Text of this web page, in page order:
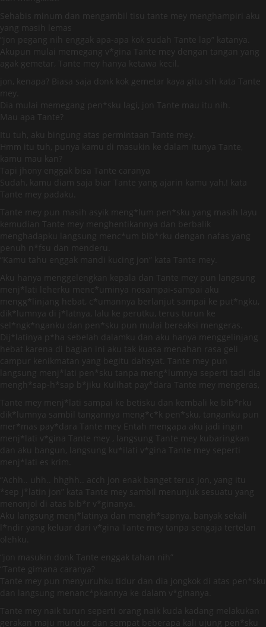
Sehabis minum dan mengambil tisu tante mey menghampiri aku
yang masih lemas
“jon pegang nih enggak apa-apa kok sudah Tante lap” katanya.
Akupun mulai memegang v*gina Tante mey dengan tangan yang
agak gemetar, Tante mey hanya ketawa kecil.
jon, kenapa? Biasa saja donk kok gemetar kaya gitu sih kata Tante
mey.
Dia mulai memegang pen*sku lagi, jon Tante mau itu nih.
Mau apa Tante?
Itu tuh, aku bingung atas permintaan Tante mey.
Hmm itu tuh, punya kamu di masukin ke dalam itunya Tante,
kamu mau kan?
Tapi jhony enggak bisa Tante caranya
Sudah, kamu diam saja biar Tante yang ajarin kamu yah,! kata
Tante mey padaku.
Tante mey pun masih asyik meng*lum pen*sku yang masih layu
kemudian Tante mey menghentikannya dan berbalik
menghadapku langsung menc*um bib*rku dengan nafas yang
penuh n*fsu dan menderu.
“Kamu tahu enggak mandi kucing jon” kata Tante mey.
Aku hanya menggelengkan kepala dan Tante mey pun langsung
menj*lati leherku menc*uminya nosampai-sampai aku
mengg*linjang hebat, c*umannya berlanjut sampai ke put*ngku,
dik*lumnya di j*latnya, lalu ke perutku, terus turun ke
sel*ngk*nganku dan pen*sku pun mulai bereaksi mengeras.
Dij*latinya p*ha sebelah dalamku dan aku hanya menggelinjang
hebat karena di bagian ini aku tak kuasa menahan rasa geli
campur kenikmatan yang begitu dahsyat. Tante mey pun
langsung menj*lati pen*sku tanpa meng*lumnya seperti tadi dia
mengh*sap-h*sap b*jiku Kulihat pay*dara Tante mey mengeras,
Tante mey menj*lati sampai ke betisku dan kembali ke bib*rku
dik*lumnya sambil tangannya meng*c*k pen*sku, tanganku pun
mer*mas pay*dara Tante mey Entah mengapa aku jadi ingin
menj*lati v*gina Tante mey , langsung Tante mey kubaringkan
dan aku bangun, langsung ku*ilati v*gina Tante mey seperti
menj*lati es krim.
“Achh.. uhh.. hhghh.. acch jon enak banget terus jon, yang itu
*sep j*latin jon” kata Tante mey sambil menunjuk sesuatu yang
menonjol di atas bib*r v*ginanya.
Aku langsung menj*latinya dan mengh*sapnya, banyak sekali
l*ndir yang keluar dari v*gina Tante mey tanpa sengaja tertelan
olehku.
“jon masukin donk Tante enggak tahan nih”
“Tante gimana caranya?
Tante mey pun menyuruhku tidur dan dia jongkok di atas pen*sku
dan langsung menanc*pkannya ke dalam v*ginanya.
Tante mey naik turun seperti orang naik kuda kadang melakukan
gerakan maju mundur dan sempat beberapa kali ujung pen*sku